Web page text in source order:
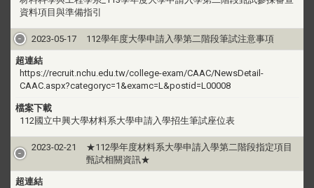
資料項目與準備指引
2023-05-17 112學年度大學申請入學第二階段筆試注意事項
超連結
https://recruit.nchu.edu.tw/college-exam/CAAC/NewsDetail-
CAAC.aspx?categoryc=1&examc=L&postid=L00008
檔案下載
112國立中興大學材料系大學申請入學招生筆試座位表
2023-02-21
★112學年度材料系大學申請入學第二階段指定項目
甄試相關資訊★
超連結